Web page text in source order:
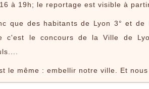
à 19h; le reportage est visible à
que des habitants de Lyon 3° et
c'est le concours de la Ville de
le même : embellir notre ville. Et